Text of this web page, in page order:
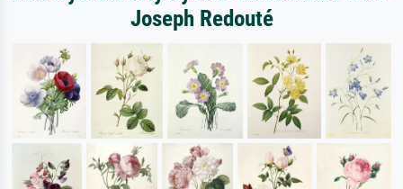
Joseph Redouté